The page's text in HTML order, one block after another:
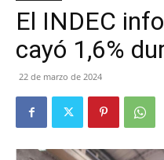
El INDEC
cayó 1,6%
22 de marzo de 2024